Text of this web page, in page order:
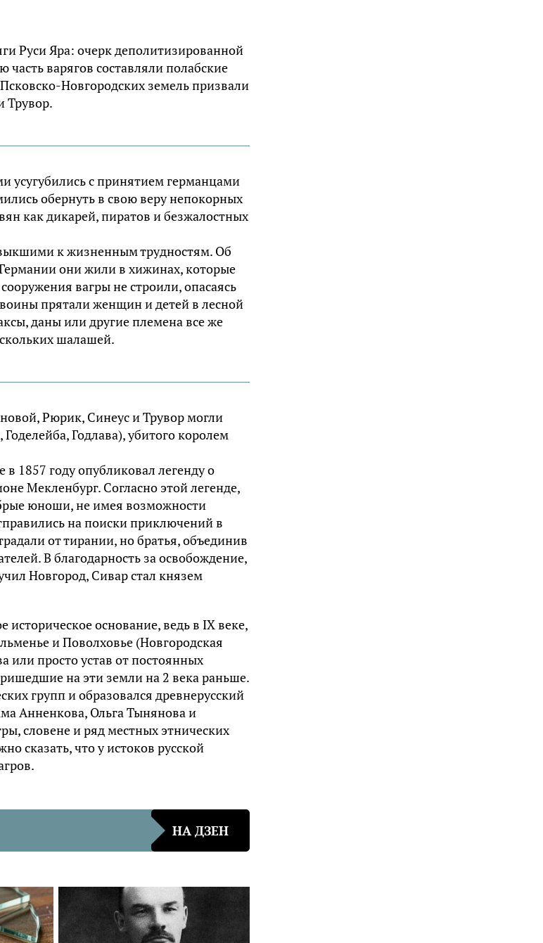
Руси Яра: очерк деполитизированной
варягов составляли полабские
Новгородских земель призвали
Трувор.
усугубились с принятием германцами
обернуть в свою веру непокорных
как дикарей, пиратов и безжалостных
к жизненным трудностям. Об
они жили в хижинах, которые
вагры не строили, опасаясь
прятали женщин и детей в лесной
даны или другие племена все же
шалашей.
Рюрик, Синеус и Трувор могли
Годлава), убитого королем
1857 году опубликовал легенду о
Мекленбург. Согласно этой легенде,
юноши, не имея возможности
на поиски приключений в
от тирании, но братья, объединив
В благодарность за освобождение,
Новгород, Сивар стал князем
историческое основание, ведь в IX веке,
и Поволховье (Новгородская
или просто устав от постоянных
на эти земли на 2 века раньше.
групп и образовался древнерусский
Анненкова, Ольга Тынянова и
словене и ряд местных этнических
сказать, что у истоков русской
НА ДЗЕН